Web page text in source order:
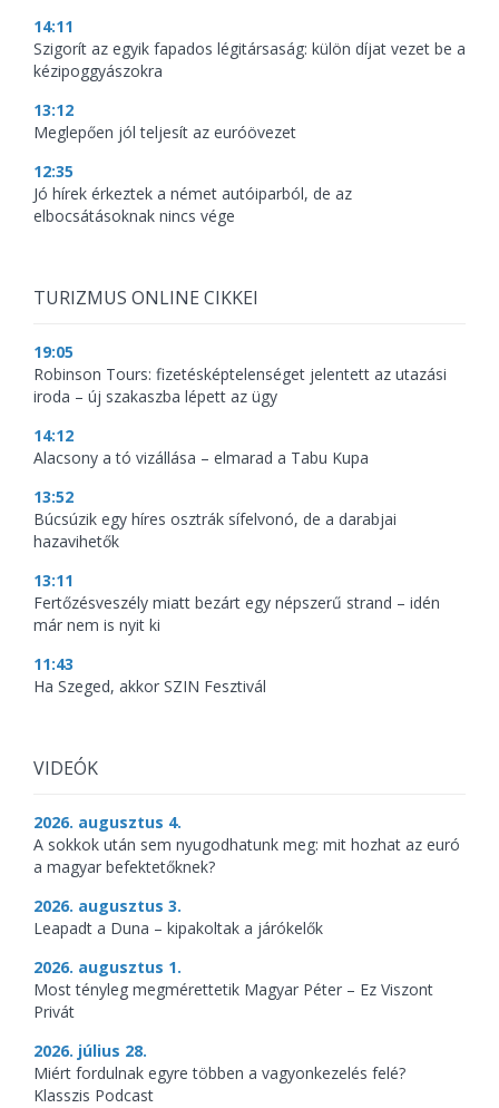
14:11
Szigorít az egyik fapados légitársaság: külön díjat vezet be a
kézipoggyászokra
13:12
Meglepően jól teljesít az euróövezet
12:35
Jó hírek érkeztek a német autóiparból, de az
elbocsátásoknak nincs vége
TURIZMUS ONLINE CIKKEI
19:05
Robinson Tours: fizetésképtelenséget jelentett az utazási
iroda – új szakaszba lépett az ügy
14:12
Alacsony a tó vizállása – elmarad a Tabu Kupa
13:52
Búcsúzik egy híres osztrák sífelvonó, de a darabjai
hazavihetők
13:11
Fertőzésveszély miatt bezárt egy népszerű strand – idén
már nem is nyit ki
11:43
Ha Szeged, akkor SZIN Fesztivál
VIDEÓK
2026. augusztus 4.
A sokkok után sem nyugodhatunk meg: mit hozhat az euró
a magyar befektetőknek?
2026. augusztus 3.
Leapadt a Duna – kipakoltak a járókelők
2026. augusztus 1.
Most tényleg megmérettetik Magyar Péter – Ez Viszont
Privát
2026. július 28.
Miért fordulnak egyre többen a vagyonkezelés felé?
Klasszis Podcast